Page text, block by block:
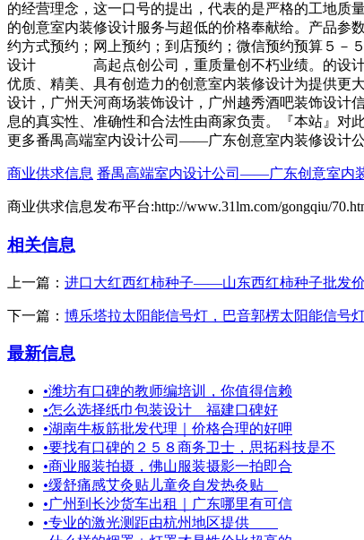
的经营理念，这一口号的提出，代表的是严格的工地质
的创意室内装修设计服务与超低的价格奉献给。产品参
约方式预约；网上预约；到店预约；微信预约预算５
设计 高起点创公司，重质量创不朽业绩。的设计，
优质、精美、具有创造力的创意室内装修设计为提供
设计，广州天河商场装饰设计，广州越秀酒吧装饰设
息的真实性、准确性和合法性由商家负责。『本站』对
更多番禺高端室内设计公司——广东创意室内装修设计公
商业供求信息 番禺高端室内设计公司——广东创意室内
商业供求信息发布平台:http://www.31lm.com/gongqiu/
相关信息
上一篇： 进口大红西红柿种子——山东西红柿种子批发
下一篇： 博乐塔拉太阳能信号灯，巴音郭楞太阳能信号
最新信息
•潍坊有口碑的教师编培训，你值得信赖
•怎么选择纸巾包装设计 福建口碑好
•湖南牛板筋批发代理｜价格合理的好呷
•要找有口碑的２５８商务卫士，思拓科技是不
•商业服装拍摄，佛山服装摄影一拍即合
•缓舒痛感艾灸贴儿童灸自发热灸贴
•广州到长沙货车出租｜广东哪里有可信
•专业的激光测距由杭州地区提供